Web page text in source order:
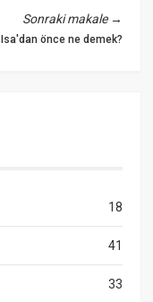
Sonraki makale→
Isa'dan önce ne demek?
18
41
33